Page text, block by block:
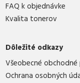
FAQ k objednávke
Kvalita tonerov
Dôležité odkazy
Všeobecné
Ochrana osobných